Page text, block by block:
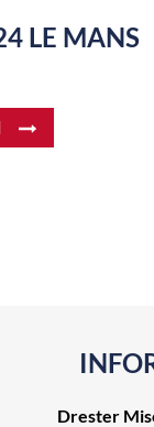
LE MANS
Drester